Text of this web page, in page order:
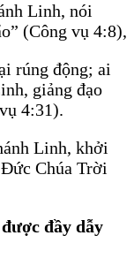
Linh, nói
(Công vụ 4:8),
rúng động; ai
giảng đạo
4:31).
Linh, khởi
Chúa Trời
đầy dẫy